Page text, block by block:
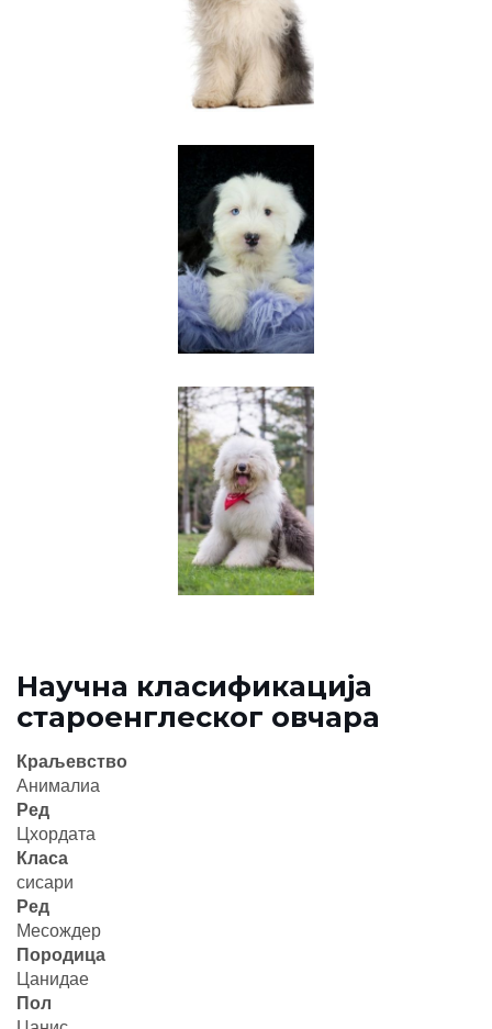
Научна класификација
староенглеског овчара
Краљевство
Анималиа
Ред
Цхордата
Класа
сисари
Ред
Месождер
Породица
Цанидае
Пол